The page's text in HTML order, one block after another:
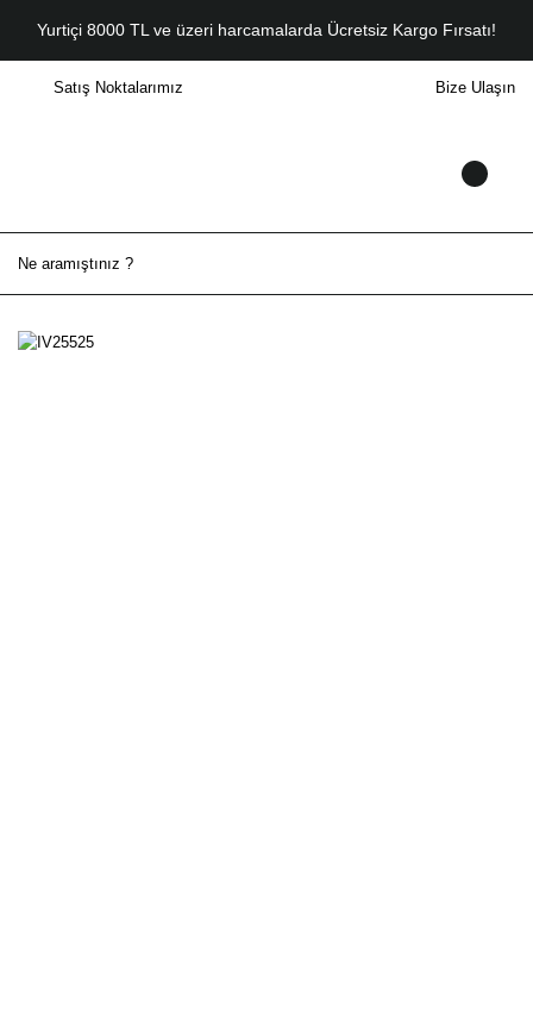
Yurtiçi 8000 TL ve üzeri harcamalarda Ücretsiz Kargo Fırsatı!
Satış Noktalarımız Bize Ulaşın